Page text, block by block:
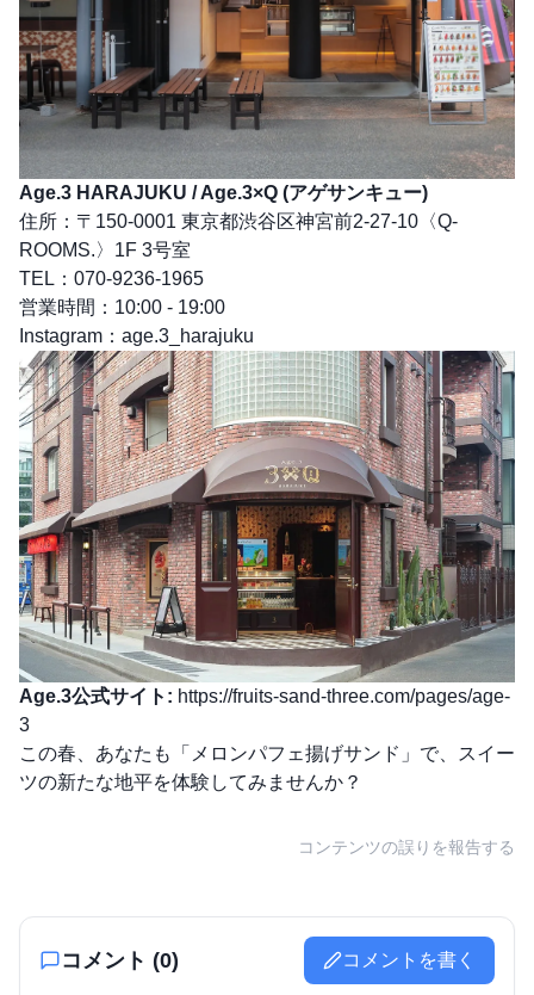
Age.3 HARAJUKU / Age.3×Q (アゲサンキュー)
住所：〒150-0001 東京都渋谷区神宮前2-27-10〈Q-
ROOMS.〉1F 3号室
TEL：070-9236-1965
営業時間：10:00 - 19:00
Instagram： age.3_harajuku
Age.3公式サイト: https://fruits-sand-three.com/pages/age-
3
この春、あなたも「メロンパフェ揚げサンド」で、スイー
ツの新たな地平を体験してみませんか？
コンテンツの誤りを報告する
コメント (0) コメントを書く